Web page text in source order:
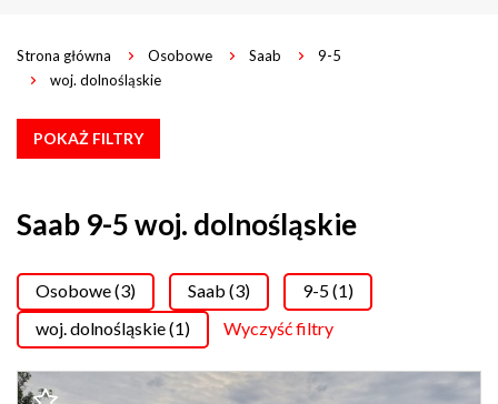
Strona główna Osobowe Saab
9-5
woj. dolnośląskie
POKAŻ FILTRY
Saab 9-5 woj. dolnośląskie
Osobowe (3) Saab (3)
9-5 (1)
woj. dolnośląskie (1)
Wyczyść filtry